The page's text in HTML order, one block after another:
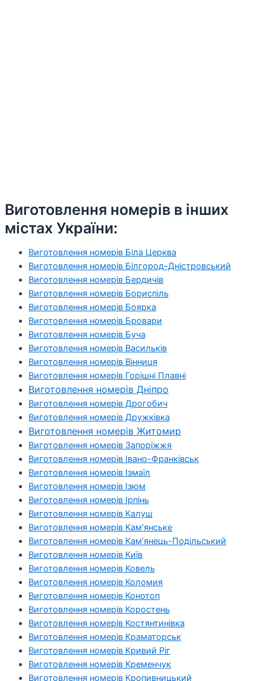
Виготовлення номерів в інших
містах України:
Виготовлення номерів Біла Церква
Виготовлення номерів Білгород-Дністровський
Виготовлення номерів Бердичів
Виготовлення номерів Бориспіль
Виготовлення номерів Боярка
Виготовлення номерів Бровари
Виготовлення номерів Буча
Виготовлення номерів Васильків
Виготовлення номерів Вінниця
Виготовлення номерів Горішні Плавні
Виготовлення номерів Дніпро
Виготовлення номерів Дрогобич
Виготовлення номерів Дружківка
Виготовлення номерів Житомир
Виготовлення номерів Запоріжжя
Виготовлення номерів Івано-Франківськ
Виготовлення номерів Ізмаїл
Виготовлення номерів Ізюм
Виготовлення номерів Ірпінь
Виготовлення номерів Калуш
Виготовлення номерів Кам’янське
Виготовлення номерів Кам’янець-Подільський
Виготовлення номерів Київ
Виготовлення номерів Ковель
Виготовлення номерів Коломия
Виготовлення номерів Конотоп
Виготовлення номерів Коростень
Виготовлення номерів Костянтинівка
Виготовлення номерів Краматорськ
Виготовлення номерів Кривий Ріг
Виготовлення номерів Кременчук
Виготовлення номерів Кропивницький